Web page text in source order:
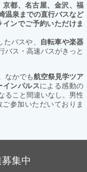
都、名古屋、金沢、福
温泉までの直行バスなど
ンでご予約いただけま
バスや、
自転車や楽器
バス・高速バスがきっと
なかでも航空祭見学ツア
インパルスによる感動の
ること間違いなし。男性
参加いただいておりま
集中